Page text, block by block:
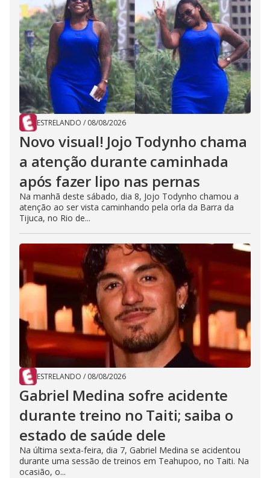
ESTRELANDO / 08/08/2026
Novo visual! Jojo Todynho chama
a atenção durante caminhada
após fazer lipo nas pernas
Na manhã deste sábado, dia 8, Jojo Todynho chamou a
atenção ao ser vista caminhando pela orla da Barra da
Tijuca, no Rio de...
ESTRELANDO / 08/08/2026
Gabriel Medina sofre acidente
durante treino no Taiti; saiba o
estado de saúde dele
Na última sexta-feira, dia 7, Gabriel Medina se acidentou
durante uma sessão de treinos em Teahupoo, no Taiti. Na
ocasião, o...